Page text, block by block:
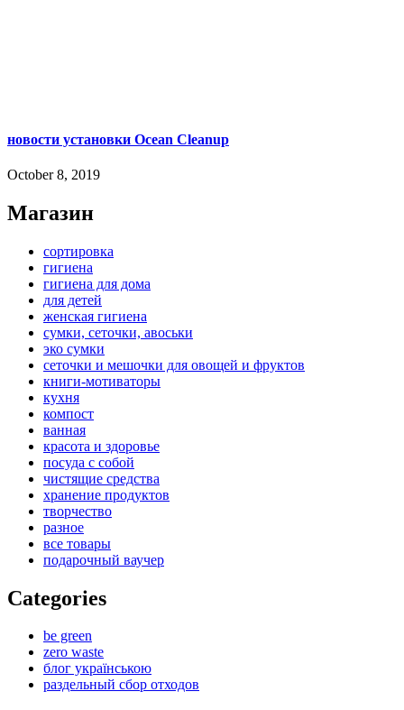
новости установки Ocean Cleanup
October 8, 2019
Магазин
сортировка
гигиена
гигиена для дома
для детей
женская гигиена
сумки, сеточки, авоськи
эко сумки
сеточки и мешочки для овощей и фруктов
книги-мотиваторы
кухня
компост
ванная
красота и здоровье
посуда с собой
чистящие средства
хранение продуктов
творчество
разное
все товары
подарочный ваучер
Categories
be green
zero waste
блог українською
раздельный сбор отходов